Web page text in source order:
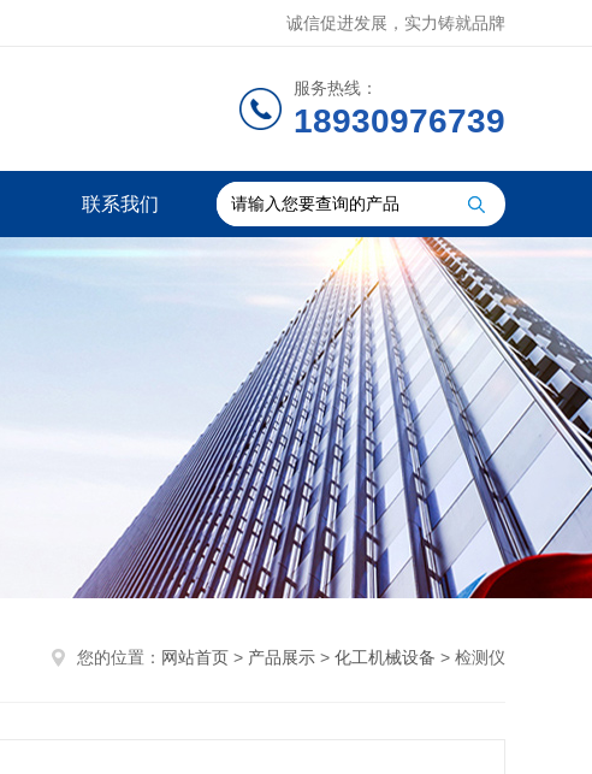
诚信促进发展，实力铸就品牌
服务热线：
18930976739
联系我们
您的位置： 网站首页 > 产品展示 > 化工机械设备 > 检测仪